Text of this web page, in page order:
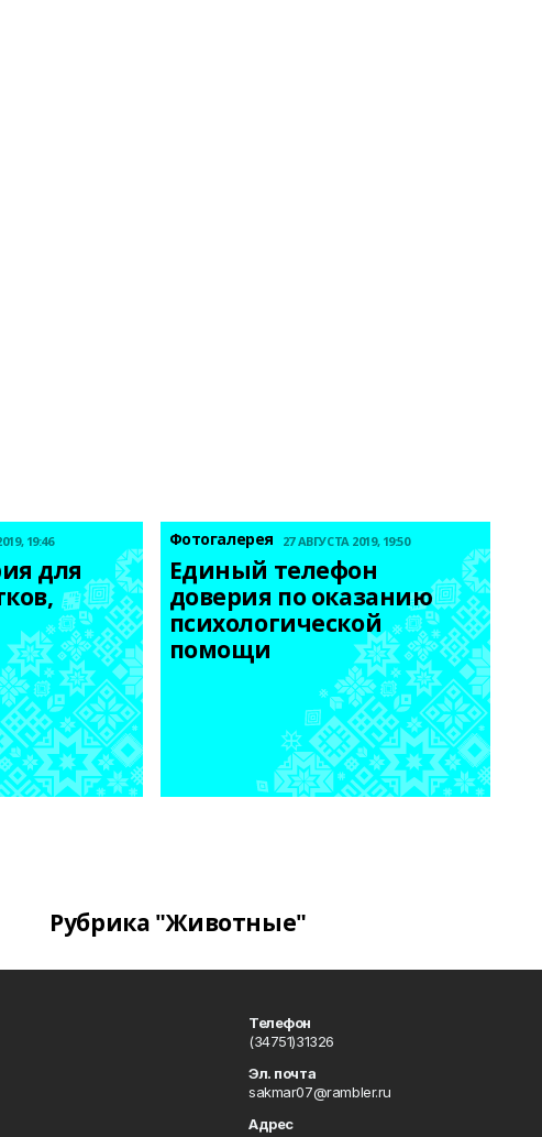
19:46
для
Фотогалерея 27 АВГУСТА 2019, 19:50
Единый телефон
доверия по оказанию
психологической
помощи
Рубрика "Животные"
Телефон
(34751)31326
Эл. почта
sakmar07@rambler.ru
Адрес